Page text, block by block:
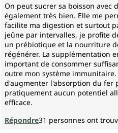
On peut sucrer sa boisson avec
également très bien. Elle me
facilite ma digestion et surtout
jeûne par intervalles, je profite
un prébiotique et la nourriture
régénérer. La supplémentation
important de consommer
outre mon système
d'augmenter l'absorption du fer
pratiquement aucun potentiel
efficace.
Répondre31 personnes ont